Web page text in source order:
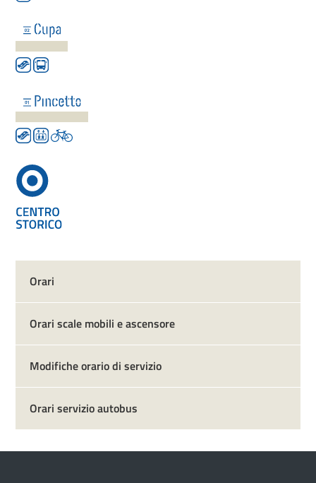
Orari
Orari scale mobili e ascensore
Modifiche orario di servizio
Orari servizio autobus